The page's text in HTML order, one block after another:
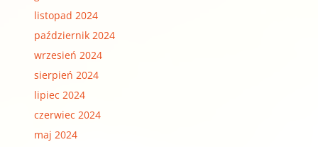
listopad 2024
październik 2024
wrzesień 2024
sierpień 2024
lipiec 2024
czerwiec 2024
maj 2024